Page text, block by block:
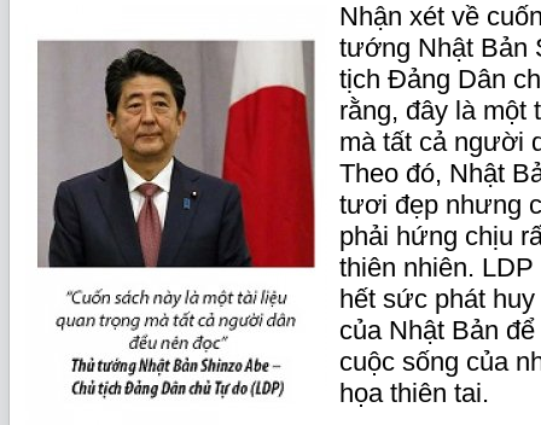
Nhận xét về
tướng Nhật Bản
tịch Đảng Dân
rằng, đây là một
mà tất cả người
Theo đó, Nhật
tươi đẹp nhưng
phải hứng chịu
thiên nhiên.
hết sức phát
của Nhật Bản
cuộc sống của
họa thiên tai.